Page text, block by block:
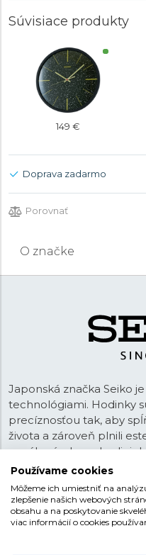
Súvisiace produkty
149 €
Doprava zadarmo
Porovnať
O značke
Japonská značka Seiko
technológiami. Hodinky
precíznosťou tak, aby
života a zároveň plnili
z mála výrobcov
hodinky a komponenty
subdodávateľov. Okrem
kvalitných strojčekov,
svojich továrňach vyrába
hodinkách alebo
Používame cookies
Môžeme ich umiestniť na
zlepšenie našich webových
obsahu a na poskytovanie
viac informácií o cookies